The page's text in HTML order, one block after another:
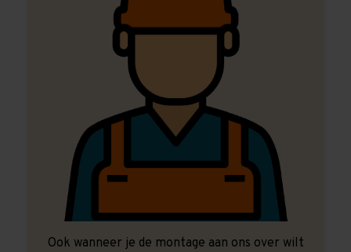
Ook wanneer je de montage aan ons over wilt